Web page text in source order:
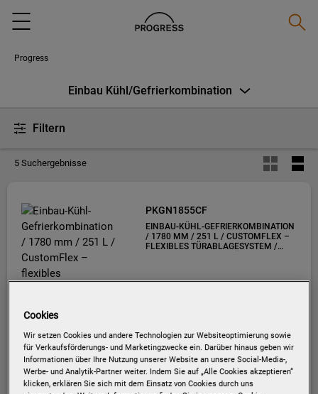
Menu
Progress
Einbau Kühl/Gefrierkombination
Filtern
5 Suchergebnisse
PKGN1855CF
EINBAU-KÜHL-GEFRIERKOMBINATION
/ 1780 MM / 251 L / CUSTOMFLEX –
FLEXIBLES TÜRABLAGESYSTEM /
Schlepptür / E
EU Datenblatt
Cookies
Wir setzen Cookies und andere Technologien zur Websiteoptimierung sowie
für Verkaufsförderungs- und Marketingzwecke ein. Darüber hinaus geben wir
Informationen über Ihre Nutzung unserer Website an unsere Social-Media-,
Werbe- und Analytik-Partner weiter. Indem Sie auf „Alle Cookies akzeptieren“
klicken, erklären Sie sich mit dem Einsatz von Cookies durch uns